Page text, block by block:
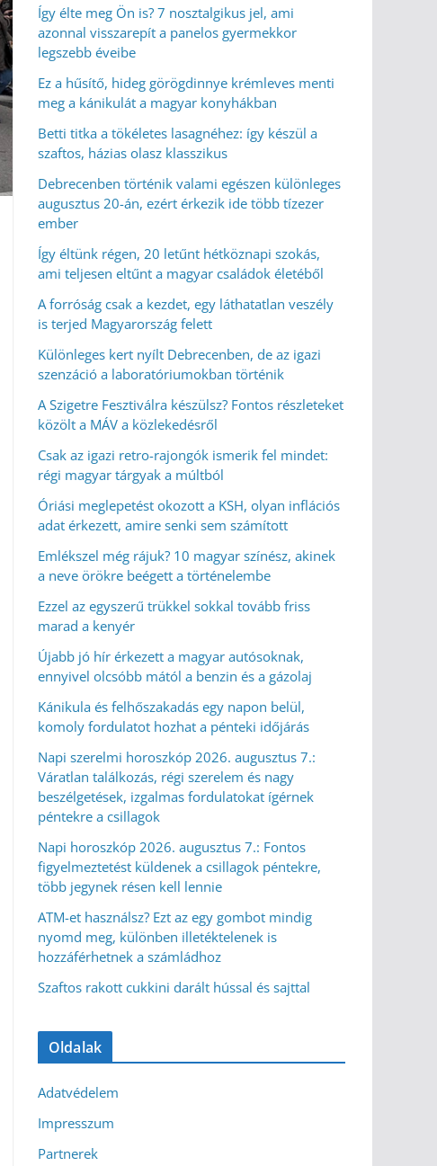
Így élte meg Ön is? 7 nosztalgikus jel, ami
azonnal visszarepít a panelos gyermekkor
legszebb éveibe
Ez a hűsítő, hideg görögdinnye krémleves menti
meg a kánikulát a magyar konyhákban
Betti titka a tökéletes lasagnéhez: így készül a
szaftos, házias olasz klasszikus
Debrecenben történik valami egészen különleges
augusztus 20-án, ezért érkezik ide több tízezer
ember
Így éltünk régen, 20 letűnt hétköznapi szokás,
ami teljesen eltűnt a magyar családok életéből
A forróság csak a kezdet, egy láthatatlan veszély
is terjed Magyarország felett
Különleges kert nyílt Debrecenben, de az igazi
szenzáció a laboratóriumokban történik
A Szigetre Fesztiválra készülsz? Fontos részleteket
közölt a MÁV a közlekedésről
Csak az igazi retro-rajongók ismerik fel mindet:
régi magyar tárgyak a múltból
Óriási meglepetést okozott a KSH, olyan inflációs
adat érkezett, amire senki sem számított
Emlékszel még rájuk? 10 magyar színész, akinek
a neve örökre beégett a történelembe
Ezzel az egyszerű trükkel sokkal tovább friss
marad a kenyér
Újabb jó hír érkezett a magyar autósoknak,
ennyivel olcsóbb mától a benzin és a gázolaj
Kánikula és felhőszakadás egy napon belül,
komoly fordulatot hozhat a pénteki időjárás
Napi szerelmi horoszkóp 2026. augusztus 7.:
Váratlan találkozás, régi szerelem és nagy
beszélgetések, izgalmas fordulatokat ígérnek
péntekre a csillagok
Napi horoszkóp 2026. augusztus 7.: Fontos
figyelmeztetést küldenek a csillagok péntekre,
több jegynek résen kell lennie
ATM-et használsz? Ezt az egy gombot mindig
nyomd meg, különben illetéktelenek is
hozzáférhetnek a számládhoz
Szaftos rakott cukkini darált hússal és sajttal
Oldalak
Adatvédelem
Impresszum
Partnerek